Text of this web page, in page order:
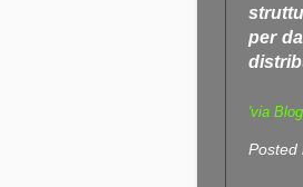
per
'via
Posted